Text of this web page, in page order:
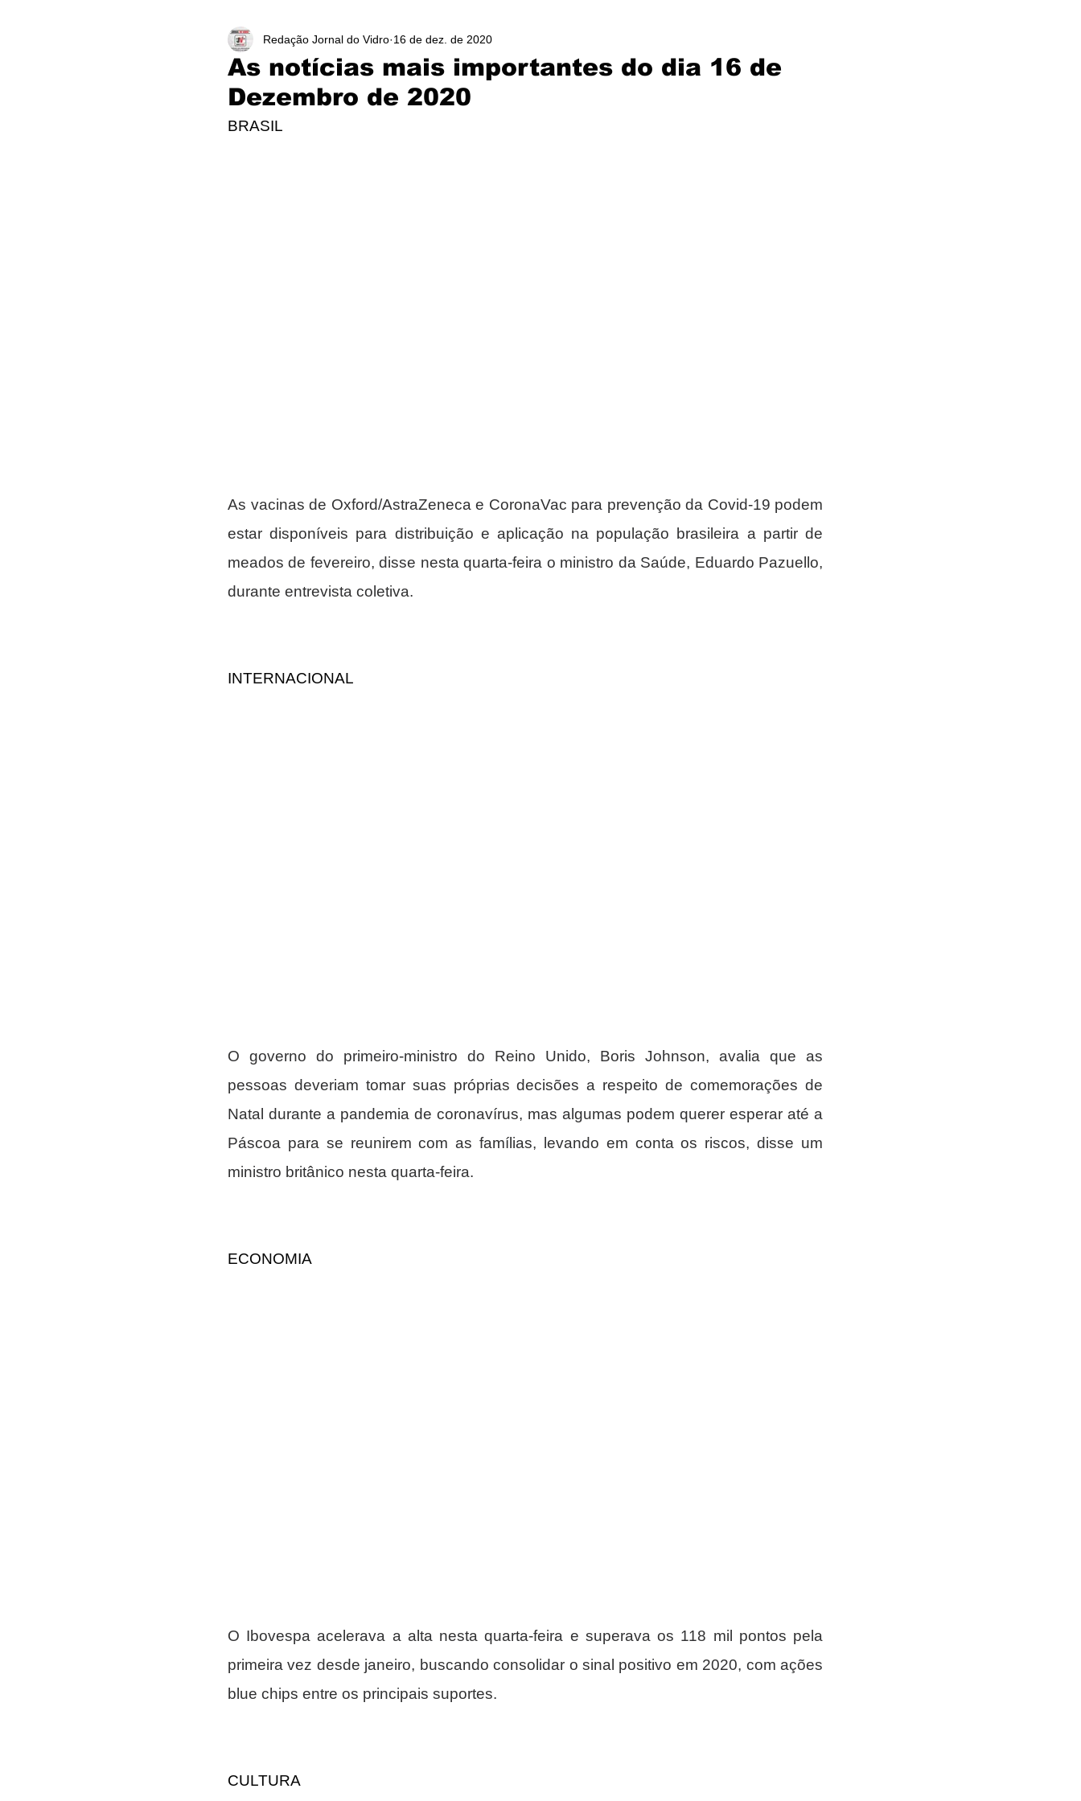
As notícias mais importantes do dia 16 de
Dezembro de 2020
Redação Jornal do Vidro 16 de dez. de 2020
BRASIL
As vacinas de Oxford/AstraZeneca e CoronaVac para prevenção da Covid-19 podem
estar disponíveis para distribuição e aplicação na população brasileira a partir de
meados de fevereiro, disse nesta quarta-feira o ministro da Saúde, Eduardo Pazuello,
durante entrevista coletiva.
INTERNACIONAL
O governo do primeiro-ministro do Reino Unido, Boris Johnson, avalia que as
pessoas deveriam tomar suas próprias decisões a respeito de comemorações de
Natal durante a pandemia de coronavírus, mas algumas podem querer esperar até a
Páscoa para se reunirem com as famílias, levando em conta os riscos, disse um
ministro britânico nesta quarta-feira.
ECONOMIA
O Ibovespa acelerava a alta nesta quarta-feira e superava os 118 mil pontos pela
primeira vez desde janeiro, buscando consolidar o sinal positivo em 2020, com ações
blue chips entre os principais suportes.
CULTURA